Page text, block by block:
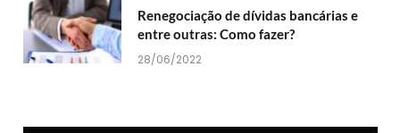
Renegociação de dívidas bancárias e
entre outras: Como fazer?
28/06/2022